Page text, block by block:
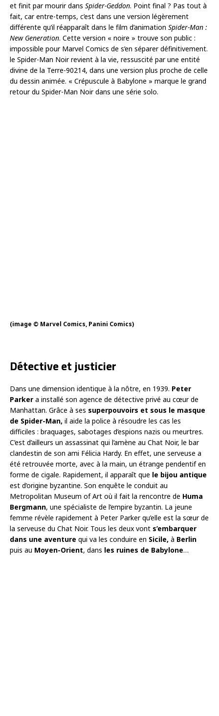
et finit par mourir dans Spider-Geddon. Point final ? Pas tout à
fait, car entre-temps, c’est dans une version légèrement
différente qu’il réapparaît dans le film d’animation Spider-Man :
New Generation. Cette version « noire » trouve son public :
impossible pour Marvel Comics de s’en séparer définitivement.
le Spider-Man Noir revient à la vie, ressuscité par une entité
divine de la Terre-90214, dans une version plus proche de celle
du dessin animée. « Crépuscule à Babylone » marque le grand
retour du Spider-Man Noir dans une série solo.
(image © Marvel Comics, Panini Comics)
Détective et justicier
Dans une dimension identique à la nôtre, en 1939. Peter
Parker a installé son agence de détective privé au cœur de
Manhattan. Grâce à ses superpouvoirs et sous le masque
de Spider-Man, il aide la police à résoudre les cas les
difficiles : braquages, sabotages d’espions nazis ou meurtres.
C’est d’ailleurs un assassinat qui l’amène au Chat Noir, le bar
clandestin de son ami Félicia Hardy. En effet, une serveuse a
été retrouvée morte, avec à la main, un étrange pendentif en
forme de cigale. Rapidement, il apparaît que le bijou antique
est d’origine byzantine. Son enquête le conduit au
Metropolitan Museum of Art où il fait la rencontre de Huma
Bergmann, une spécialiste de l’empire byzantin. La jeune
femme révèle rapidement à Peter Parker qu’elle est la sœur de
la serveuse du Chat Noir. Tous les deux vont s’embarquer
dans une aventure qui va les conduire en Sicile, à Berlin
puis au Moyen-Orient, dans les ruines de Babylone…